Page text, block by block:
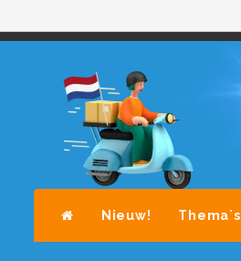
Nieuw! Thema`s